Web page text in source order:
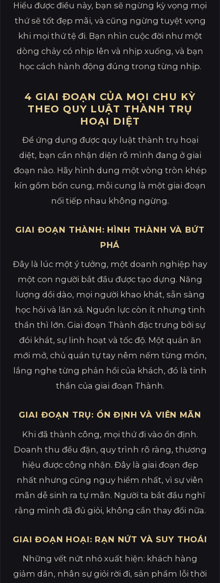
Hiểu được điều này, bạn sẽ ngừng kỳ vọng mọi
thứ sẽ tốt đẹp mãi, và cũng ngừng tuyệt vọng
khi mọi thứ tệ đi. Bạn nhìn cuộc đời như một
dòng chảy có nhịp lên và nhịp xuống, và bạn
học cách hành động đúng trong từng nhịp.
4 GIAI ĐOẠN CỦA MỌI CHU KỲ
THEO QUY LUẬT THÀNH TRỤ
HOẠI DIỆT
Để ứng dụng được quy luật thành trụ hoại
diệt, bạn cần nhận diện rõ mình đang ở giai
đoạn nào. Hãy hình dung một vòng tròn khép
kín gồm bốn cung, mỗi cung là một giai đoạn
nối tiếp nhau không ngừng.
GIAI ĐOẠN THÀNH: HÌNH THÀNH VÀ BỨT
PHÁ
Đây là lúc một ý tưởng, một doanh nghiệp hay
một con người bắt đầu được tạo dựng. Năng
lượng dồi dào, mọi người khao khát, sẵn sàng
học hỏi và lăn xả. Nguồn lực còn ít nhưng tinh
thần thì lớn. Giai đoạn Thành đặc trưng bởi sự
đói khát, sự linh hoạt và tốc độ. Một quán ăn
mới mở, chủ quán tự tay nêm nếm từng món,
lắng nghe từng phản hồi của khách, đó là tinh
thần của giai đoạn Thành.
GIAI ĐOẠN TRỤ: ỔN ĐỊNH VÀ VIÊN MÃN
Khi đã thành công, mọi thứ đi vào ổn định.
Doanh thu đều đặn, quy trình rõ ràng, thương
hiệu được công nhận. Đây là giai đoạn đẹp
nhất nhưng cũng nguy hiểm nhất, vì sự viên
mãn dễ sinh ra tự mãn. Người ta bắt đầu nghĩ
rằng mình đã đủ giỏi, không cần thay đổi nữa.
GIAI ĐOẠN HOẠI: RẠN NỨT VÀ SUY THOÁI
Những vết nứt nhỏ xuất hiện: khách hàng
giảm dần, nhân sự giỏi rời đi, sản phẩm lỗi thời